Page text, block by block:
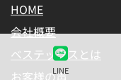
LINE
HOME
会社概要
ベステックスとは